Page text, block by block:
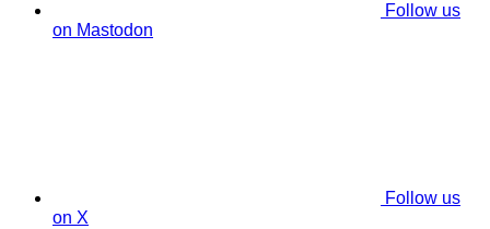
Follow us
on Mastodon
Follow us
on X